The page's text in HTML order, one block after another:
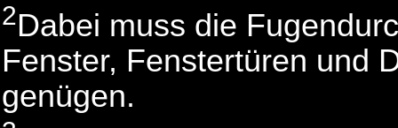
2Dabei muss die
Fenster, Fenstertüren und
genügen.